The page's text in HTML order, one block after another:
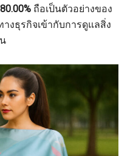
ถือเป็นตัวอย่างของ
งธุรกิจเข้ากับการดูแลสิ่ง